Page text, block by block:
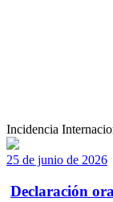
Incidencia
25 de junio de 2026
Declaración